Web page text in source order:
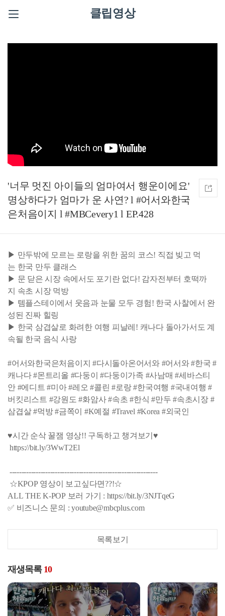
클립영상
'너무 멋진 아이들의 엄마여서 행운이에요'
명상하다가 엄마가 운 사연? l #어서와한국
은처음이지 l #MBCevery1 l EP.428
▶ 만두밖에 모르는 로랑을 위한 꿈의 코스! 직접 빚고 먹
는 한국 만두 클래스
▶ 문 닫은 시장 속에서도 포기란 없다! 감자전부터 호떡까
지 속초 시장 먹방
▶ 템플스테이에서 웃음과 눈물 모두 경험! 한국 사찰에서 완
성된 진짜 힐링
▶ 한국 삼겹살로 화려한 여행 피날레! 캐나다 돌아가서도 계
속될 한국 음식 사랑
#어서와한국은처음이지 #다시돌아온어서와 #어서와 #한국 #
캐나다 #몬트리올 #다둥이 #다둥이가족 #사남매 #세바스티
안 #에디트 #미아 #레오 #콜린 #로랑 #한국여행 #국내여행 #
버킷리스트 #강원도 #화암사 #속초 #한식 #만두 #속초시장 #
삼겹살 #먹방 #금쪽이 #K예절 #Travel #Korea #외국인
♥시간 순삭 꿀잼 영상!! 구독하고 챙겨보기♥
https://bit.ly/3WwT2El
--------------------------------------------------------------
☆KPOP 영상이 보고싶다면??!☆
ALL THE K-POP 보러 가기 : https://bit.ly/3NJTqeG
✅ 비즈니스 문의 : youtube@mbcplus.com
목록보기
재생목록 10